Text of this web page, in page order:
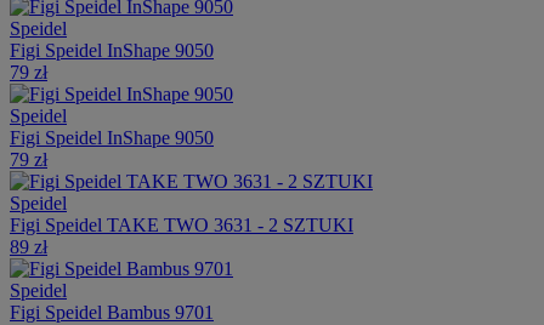
Speidel
Figi Speidel InShape 9050
79 zł
Speidel
Figi Speidel InShape 9050
79 zł
Speidel
Figi Speidel TAKE TWO 3631 - 2 SZTUKI
89 zł
Speidel
Figi Speidel Bambus 9701